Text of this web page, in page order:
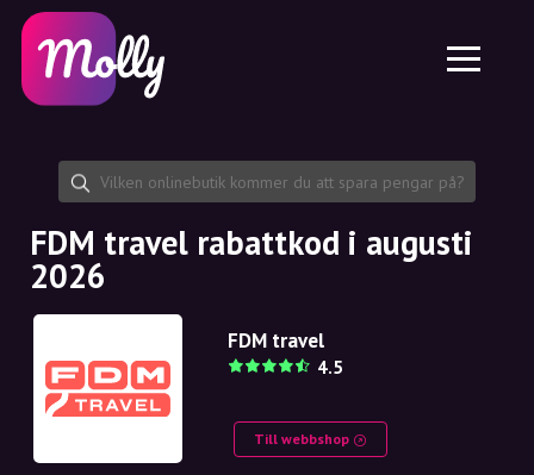
Hudvård
Hårvård
Dela rabattkod
Funktioner
Jobb
Om oss
Samarbete
Plattform
Molly till iPhone och iPad
Molly till Android
SE
EN
SE
NO
NL
FDM travel rabattkod i augusti
2026
FDM travel
4.5
Till webbshop